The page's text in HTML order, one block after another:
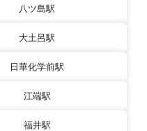
八ツ島駅
大土呂駅
日華化学前駅
江端駅
福井駅